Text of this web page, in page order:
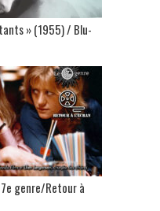
» (1955) / Blu-
genre/Retour à